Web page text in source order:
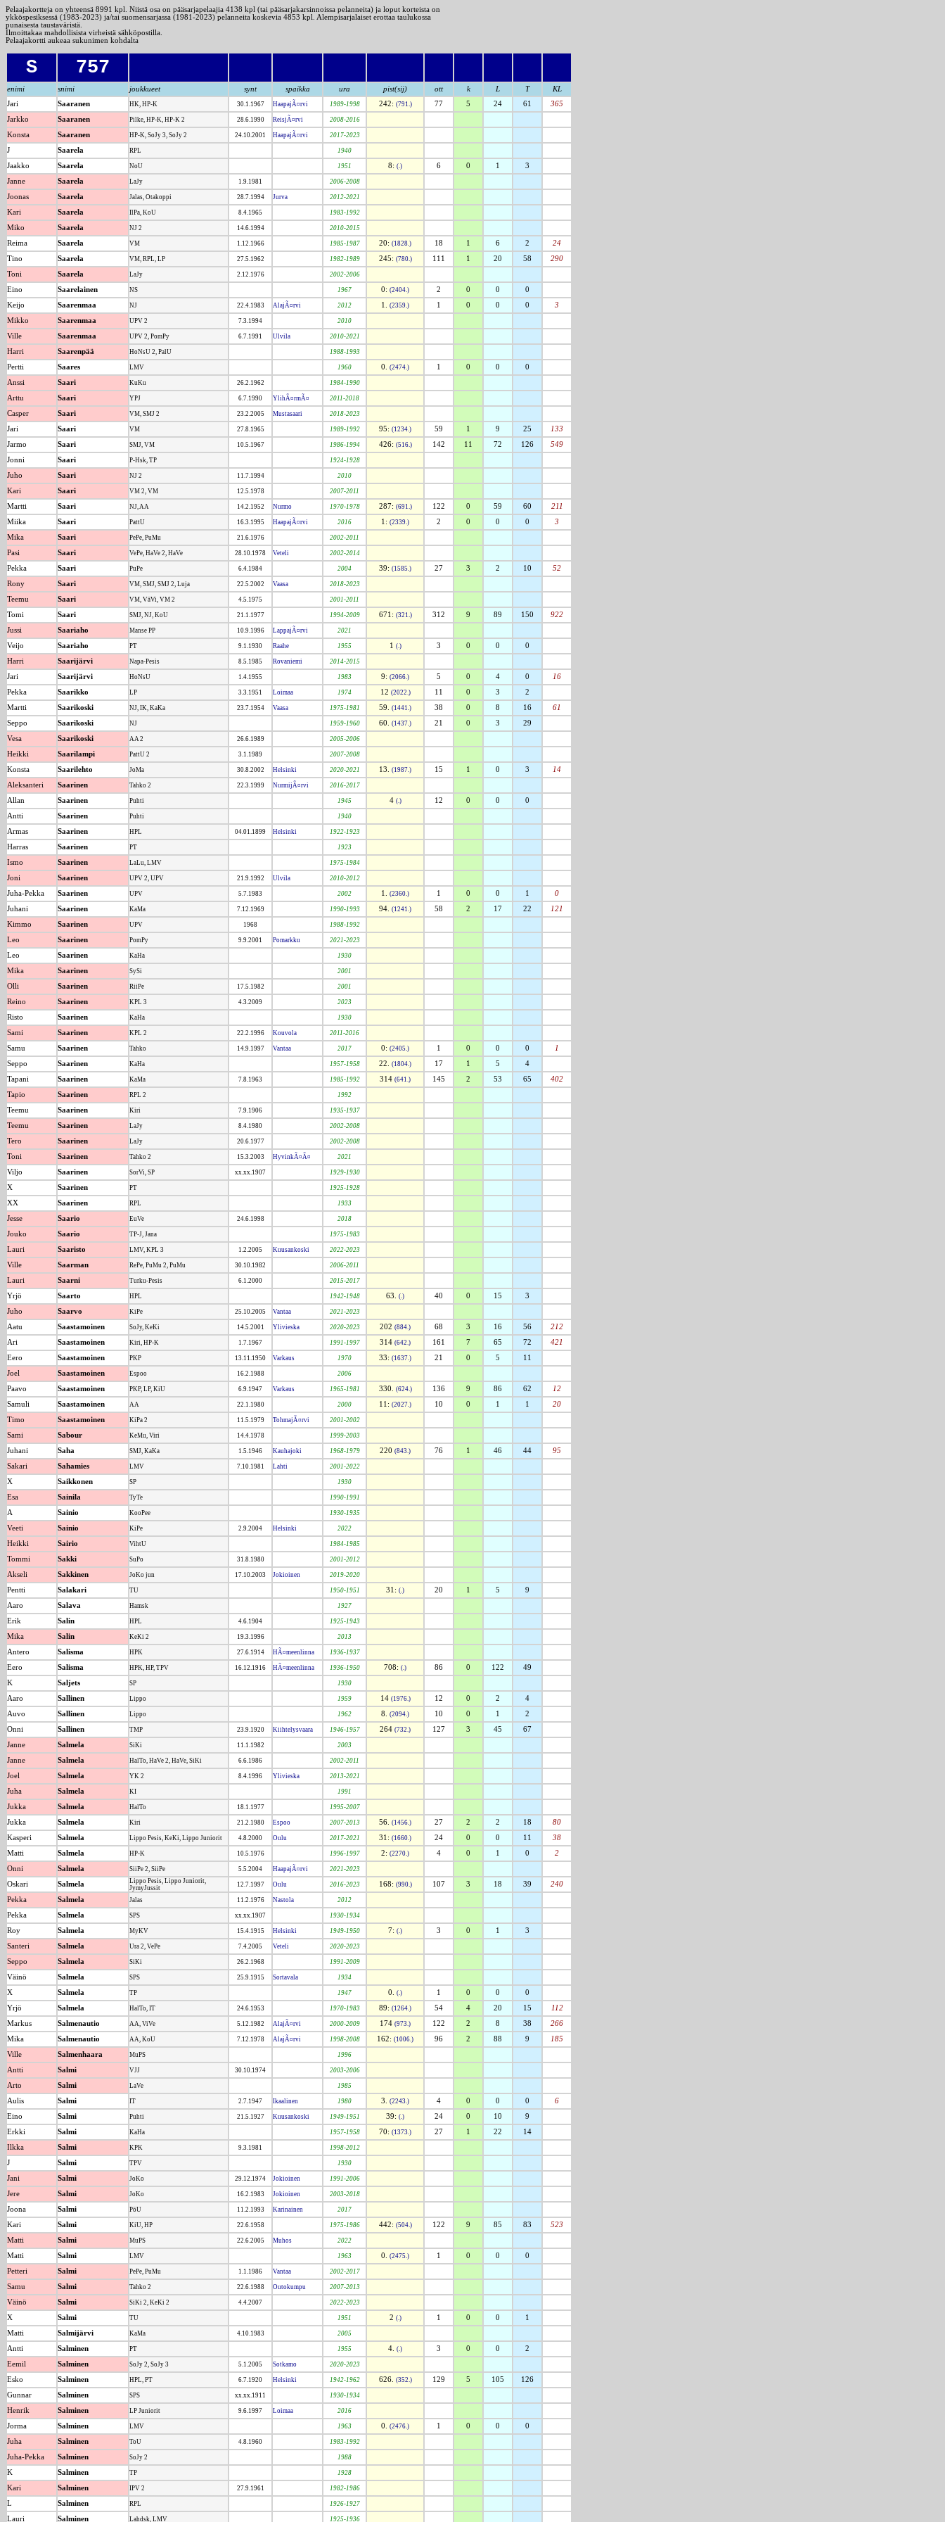
Pelaajakortteja on yhteensä 8991 kpl. Niistä osa on pääsarjapelaajia 4138 kpl (tai pääsarjakarsinnoissa pelanneita) ja loput korteista on
ykköspesiksessä (1983-2023) ja/tai suomensarjassa (1981-2023) pelanneita koskevia 4853 kpl. Alempisarjalaiset erottaa taulukossa
punaisesta taustaväristä.
Ilmoittakaa mahdollisista virheistä sähköpostilla.
Pelaajakortti aukeaa sukunimen kohdalta
S 757
enimi snimi joukkueet synt spaikka ura pist(sij) ott k L T
KL
Jari
Saaranen HK, HP-K 30.1.1967 HaapajÃ¤rvi 1989-1998 242: (791.) 77 5 24 61
365
Jarkko
Saaranen Pilke, HP-K, HP-K 2 28.6.1990 ReisjÃ¤rvi 2008-2016
Konsta Saaranen HP-K, SoJy 3, SoJy 2 24.10.2001 HaapajÃ¤rvi 2017-2023
J Saarela RPL 1940
Jaakko Saarela NoU 1951 8: (.) 6 0 1
3
Janne
Saarela LaJy 1.9.1981 2006-2008
Joonas Saarela Jalas, Otakoppi 28.7.1994 Jurva 2012-2021
Kari Saarela IlPa, KoU 8.4.1965 1983-1992
Miko Saarela NJ 2 14.6.1994 2010-2015
Reima Saarela VM 1.12.1966 1985-1987 20: (1828.) 18 1 6 2
24
Tino
Saarela VM, RPL, LP 27.5.1962 1982-1989 245: (780.) 111 1 20 58
290
Toni
Saarela LaJy 2.12.1976 2002-2006
Eino Saarelainen NS 1967 0: (2404.) 2 0 0
0
Keijo
Saarenmaa NJ 22.4.1983 AlajÃ¤rvi 2012 1. (2359.) 1 0 0 0
3
Mikko
Saarenmaa UPV 2 7.3.1994 2010
Ville Saarenmaa UPV 2, PomPy 6.7.1991 Ulvila 2010-2021
Harri Saarenpää HoNsU 2, PalU 1988-1993
Pertti Saares LMV 1960 0. (2474.) 1 0 0
0
Anssi
Saari KuKu 26.2.1962 1984-1990
Arttu Saari YPJ 6.7.1990 YlihÃ¤rmÃ¤ 2011-2018
Casper Saari VM, SMJ 2 23.2.2005 Mustasaari 2018-2023
Jari Saari VM 27.8.1965 1989-1992 95: (1234.) 59 1 9 25
133
Jarmo
Saari SMJ, VM 10.5.1967 1986-1994 426: (516.) 142 11 72 126
549
Jonni
Saari P-Hsk, TP 1924-1928
Juho Saari NJ 2 11.7.1994 2010
Kari Saari VM 2, VM 12.5.1978 2007-2011
Martti Saari NJ, AA 14.2.1952 Nurmo 1970-1978 287: (691.) 122 0 59 60
211
Miika
Saari PattU 16.3.1995 HaapajÃ¤rvi 2016 1: (2339.) 2 0 0 0
3
Mika
Saari PePe, PuMu 21.6.1976 2002-2011
Pasi Saari VePe, HaVe 2, HaVe 28.10.1978 Veteli 2002-2014
Pekka Saari PuPe 6.4.1984 2004 39: (1585.) 27 3 2 10
52
Rony
Saari VM, SMJ, SMJ 2, Luja 22.5.2002 Vaasa 2018-2023
Teemu Saari VM, VäVi, VM 2 4.5.1975 2001-2011
Tomi Saari SMJ, NJ, KoU 21.1.1977 1994-2009 671: (321.) 312 9 89 150
922
Jussi
Saariaho Manse PP 10.9.1996 LappajÃ¤rvi 2021
Veijo Saariaho PT 9.1.1930 Raahe 1955 1 (.) 3 0 0
0
Harri
Saarijärvi Napa-Pesis 8.5.1985 Rovaniemi 2014-2015
Jari Saarijärvi HoNsU 1.4.1955 1983 9: (2066.) 5 0 4 0
16
Pekka
Saarikko LP 3.3.1951 Loimaa 1974 12 (2022.) 11 0 3
2
Martti
Saarikoski NJ, IK, KaKa 23.7.1954 Vaasa 1975-1981 59. (1441.) 38 0 8 16
61
Seppo
Saarikoski NJ 1959-1960 60. (1437.) 21 0 3
29
Vesa
Saarikoski AA 2 26.6.1989 2005-2006
Heikki Saarilampi PattU 2 3.1.1989 2007-2008
Konsta Saarilehto JoMa 30.8.2002 Helsinki 2020-2021 13. (1987.) 15 1 0 3
14
Aleksanteri
Saarinen Tahko 2 22.3.1999 NurmijÃ¤rvi 2016-2017
Allan Saarinen Puhti 1945 4 (.) 12 0 0
0
Antti
Saarinen Puhti 1940
Armas Saarinen HPL 04.01.1899 Helsinki 1922-1923
Harras Saarinen PT 1923
Ismo Saarinen LaLu, LMV 1975-1984
Joni Saarinen UPV 2, UPV 21.9.1992 Ulvila 2010-2012
Juha-Pekka Saarinen UPV 5.7.1983 2002 1. (2360.) 1 0 0 1
0
Juhani
Saarinen KaMa 7.12.1969 1990-1993 94. (1241.) 58 2 17 22
121
Kimmo
Saarinen UPV 1968 1988-1992
Leo Saarinen PomPy 9.9.2001 Pomarkku 2021-2023
Leo Saarinen KaHa 1930
Mika Saarinen SySi 2001
Olli Saarinen RiiPe 17.5.1982 2001
Reino Saarinen KPL 3 4.3.2009 2023
Risto Saarinen KaHa 1930
Sami Saarinen KPL 2 22.2.1996 Kouvola 2011-2016
Samu Saarinen Tahko 14.9.1997 Vantaa 2017 0: (2405.) 1 0 0 0
1
Seppo
Saarinen KaHa 1957-1958 22. (1804.) 17 1 5
4
Tapani
Saarinen KaMa 7.8.1963 1985-1992 314 (641.) 145 2 53 65
402
Tapio
Saarinen RPL 2 1992
Teemu Saarinen Kiri 7.9.1906 1935-1937
Teemu Saarinen LaJy 8.4.1980 2002-2008
Tero Saarinen LaJy 20.6.1977 2002-2008
Toni Saarinen Tahko 2 15.3.2003 HyvinkÃ¤Ã¤ 2021
Viljo Saarinen SorVi, SP xx.xx.1907 1929-1930
X Saarinen PT 1925-1928
XX Saarinen RPL 1933
Jesse Saario EuVe 24.6.1998 2018
Jouko Saario TP-J, Jana 1975-1983
Lauri Saaristo LMV, KPL 3 1.2.2005 Kuusankoski 2022-2023
Ville Saarman RePe, PuMu 2, PuMu 30.10.1982 2006-2011
Lauri Saarni Turku-Pesis 6.1.2000 2015-2017
Yrjö Saarto HPL 1942-1948 63. (.) 40 0 15
3
Juho
Saarvo KiPe 25.10.2005 Vantaa 2021-2023
Aatu Saastamoinen SoJy, KeKi 14.5.2001 Ylivieska 2020-2023 202 (884.) 68 3 16 56
212
Ari
Saastamoinen Kiri, HP-K 1.7.1967 1991-1997 314 (642.) 161 7 65 72
421
Eero
Saastamoinen PKP 13.11.1950 Varkaus 1970 33: (1637.) 21 0 5
11
Joel
Saastamoinen Espoo 16.2.1988 2006
Paavo Saastamoinen PKP, LP, KiU 6.9.1947 Varkaus 1965-1981 330. (624.) 136 9 86 62
12
Samuli
Saastamoinen AA 22.1.1980 2000 11: (2027.) 10 0 1 1
20
Timo
Saastamoinen KiPa 2 11.5.1979 TohmajÃ¤rvi 2001-2002
Sami Sabour KeMu, Viri 14.4.1978 1999-2003
Juhani Saha SMJ, KaKa 1.5.1946 Kauhajoki 1968-1979 220 (843.) 76 1 46 44
95
Sakari
Sahamies LMV 7.10.1981 Lahti 2001-2022
X Saikkonen SP 1930
Esa Sainila TyTe 1990-1991
A Sainio KooPee 1930-1935
Veeti Sainio KiPe 2.9.2004 Helsinki 2022
Heikki Sairio VihtU 1984-1985
Tommi Sakki SuPo 31.8.1980 2001-2012
Akseli Sakkinen JoKo jun 17.10.2003 Jokioinen 2019-2020
Pentti Salakari TU 1950-1951 31: (.) 20 1 5
9
Aaro
Salava Hamsk 1927
Erik Salin HPL 4.6.1904 1925-1943
Mika Salin KeKi 2 19.3.1996 2013
Antero Salisma HPK 27.6.1914 HÃ¤meenlinna 1936-1937
Eero Salisma HPK, HP, TPV 16.12.1916 HÃ¤meenlinna 1936-1950 708: (.) 86 0 122
49
K
Saljets SP 1930
Aaro Sallinen Lippo 1959 14 (1976.) 12 0 2
4
Auvo
Sallinen Lippo 1962 8. (2094.) 10 0 1
2
Onni
Sallinen TMP 23.9.1920 Kiihtelysvaara 1946-1957 264 (732.) 127 3 45
67
Janne
Salmela SiKi 11.1.1982 2003
Janne Salmela HalTo, HaVe 2, HaVe, SiKi 6.6.1986 2002-2011
Joel Salmela YK 2 8.4.1996 Ylivieska 2013-2021
Juha Salmela KI 1991
Jukka Salmela HalTo 18.1.1977 1995-2007
Jukka Salmela Kiri 21.2.1980 Espoo 2007-2013 56. (1456.) 27 2 2 18
80
Kasperi
Salmela Lippo Pesis, KeKi, Lippo Juniorit 4.8.2000 Oulu 2017-2021 31: (1660.) 24 0 0 11
38
Matti
Salmela HP-K 10.5.1976 1996-1997 2: (2270.) 4 0 1 0
2
Onni
Salmela SiiPe 2, SiiPe 5.5.2004 HaapajÃ¤rvi 2021-2023
Oskari Salmela
Lippo Pesis, Lippo Juniorit,
JymyJussit
12.7.1997 Oulu 2016-2023 168: (990.) 107 3 18 39
240
Pekka
Salmela Jalas 11.2.1976 Nastola 2012
Pekka Salmela SPS xx.xx.1907 1930-1934
Roy Salmela MyKV 15.4.1915 Helsinki 1949-1950 7: (.) 3 0 1
3
Santeri
Salmela Ura 2, VePe 7.4.2005 Veteli 2020-2023
Seppo Salmela SiKi 26.2.1968 1991-2009
Väinö Salmela SPS 25.9.1915 Sortavala 1934
X Salmela TP 1947 0. (.) 1 0 0
0
Yrjö
Salmela HalTo, IT 24.6.1953 1970-1983 89: (1264.) 54 4 20 15
112
Markus
Salmenautio AA, ViVe 5.12.1982 AlajÃ¤rvi 2000-2009 174 (973.) 122 2 8 38
266
Mika
Salmenautio AA, KoU 7.12.1978 AlajÃ¤rvi 1998-2008 162: (1006.) 96 2 88 9
185
Ville
Salmenhaara MuPS 1996
Antti Salmi VJJ 30.10.1974 2003-2006
Arto Salmi LaVe 1985
Aulis Salmi IT 2.7.1947 Ikaalinen 1980 3. (2243.) 4 0 0 0
6
Eino
Salmi Puhti 21.5.1927 Kuusankoski 1949-1951 39: (.) 24 0 10
9
Erkki
Salmi KaHa 1957-1958 70: (1373.) 27 1 22
14
Ilkka
Salmi KPK 9.3.1981 1998-2012
J Salmi TPV 1930
Jani Salmi JoKo 29.12.1974 Jokioinen 1991-2006
Jere Salmi JoKo 16.2.1983 Jokioinen 2003-2018
Joona Salmi PöU 11.2.1993 Karinainen 2017
Kari Salmi KiU, HP 22.6.1958 1975-1986 442: (504.) 122 9 85 83
523
Matti
Salmi MuPS 22.6.2005 Muhos 2022
Matti Salmi LMV 1963 0. (2475.) 1 0 0
0
Petteri
Salmi PePe, PuMu 1.1.1986 Vantaa 2002-2017
Samu Salmi Tahko 2 22.6.1988 Outokumpu 2007-2013
Väinö Salmi SiKi 2, KeKi 2 4.4.2007 2022-2023
X Salmi TU 1951 2 (.) 1 0 0
1
Matti
Salmijärvi KaMa 4.10.1983 2005
Antti Salminen PT 1955 4. (.) 3 0 0
2
Eemil
Salminen SoJy 2, SoJy 3 5.1.2005 Sotkamo 2020-2023
Esko Salminen HPL, PT 6.7.1920 Helsinki 1942-1962 626. (352.) 129 5 105
126
Gunnar
Salminen SPS xx.xx.1911 1930-1934
Henrik Salminen LP Juniorit 9.6.1997 Loimaa 2016
Jorma Salminen LMV 1963 0. (2476.) 1 0 0
0
Juha
Salminen ToU 4.8.1960 1983-1992
Juha-Pekka Salminen SoJy 2 1988
K Salminen TP 1928
Kari Salminen IPV 2 27.9.1961 1982-1986
L Salminen RPL 1926-1927
Lauri Salminen Lahdsk, LMV 1925-1936